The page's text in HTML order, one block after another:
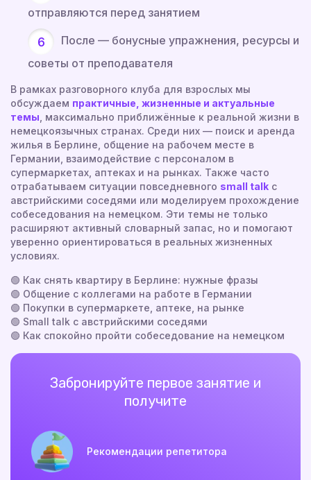
отправляются перед занятием
После — бонусные упражнения, ресурсы и
советы от преподавателя
В рамках разговорного клуба для взрослых мы
обсуждаем практичные, жизненные и актуальные
темы , максимально приближённые к реальной жизни в
немецкоязычных странах. Среди них — поиск и аренда
жилья в Берлине, общение на рабочем месте в
Германии, взаимодействие с персоналом в
супермаркетах, аптеках и на рынках. Также часто
отрабатываем ситуации повседневного small talk с
австрийскими соседями или моделируем прохождение
собеседования на немецком. Эти темы не только
расширяют активный словарный запас, но и помогают
уверенно ориентироваться в реальных жизненных
условиях.
🟢 Как снять квартиру в Берлине: нужные фразы
🟢 Общение с коллегами на работе в Германии
🟢 Покупки в супермаркете, аптеке, на рынке
🟢 Small talk с австрийскими соседями
🟢 Как спокойно пройти собеседование на немецком
Забронируйте первое занятие и
получите
Рекомендации репетитора